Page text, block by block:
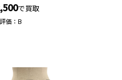
で買取
価：B